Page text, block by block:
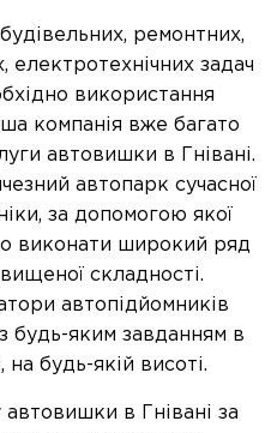
ремонтних,
задач
використання
компанія вже багато
автовишки в Гнівані.
автопарк сучасної
за допомогою якої
виконати широкий ряд
складності.
автопідйомників
будь-яким завданням в
будь-якій висоті.
в Гнівані за